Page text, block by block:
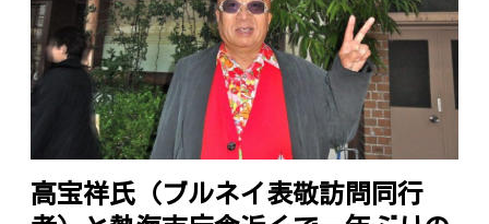
高宝祥氏（ブルネイ表敬訪問同行